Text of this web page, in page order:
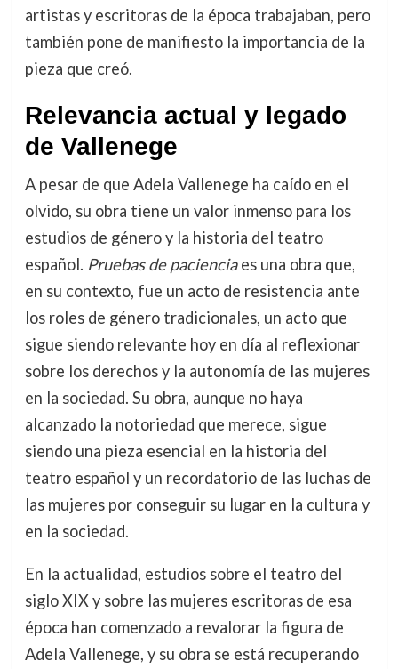
artistas y escritoras de la época trabajaban, pero
también pone de manifiesto la importancia de la
pieza que creó.
Relevancia actual y legado
de Vallenege
A pesar de que Adela Vallenege ha caído en el
olvido, su obra tiene un valor inmenso para los
estudios de género y la historia del teatro
español. Pruebas de pacienciaes una obra que,
en su contexto, fue un acto de resistencia ante
los roles de género tradicionales, un acto que
sigue siendo relevante hoy en día al reflexionar
sobre los derechos y la autonomía de las mujeres
en la sociedad. Su obra, aunque no haya
alcanzado la notoriedad que merece, sigue
siendo una pieza esencial en la historia del
teatro español y un recordatorio de las luchas de
las mujeres por conseguir su lugar en la cultura y
en la sociedad.
En la actualidad, estudios sobre el teatro del
siglo XIX y sobre las mujeres escritoras de esa
época han comenzado a revalorar la figura de
Adela Vallenege, y su obra se está recuperando